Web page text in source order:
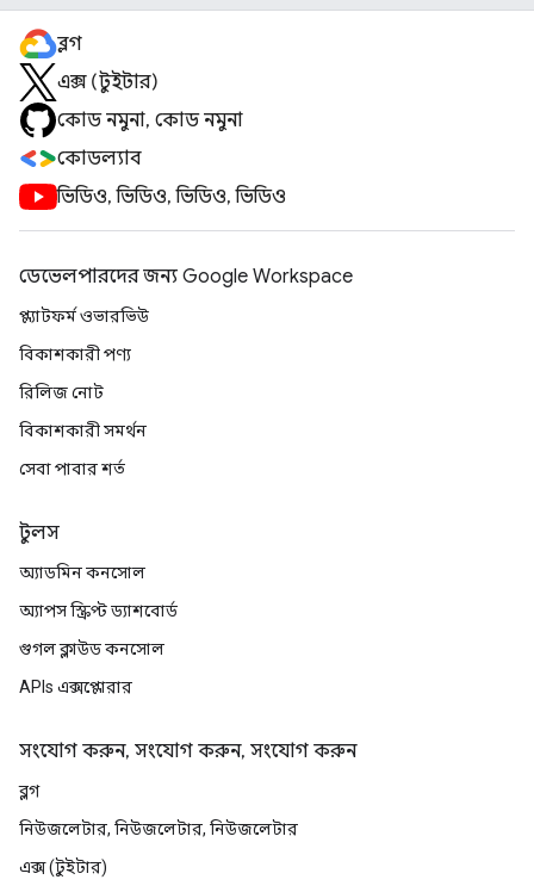
ব্লগ
এক্স (টুইটার)
কোড নমুনা, কোড নমুনা
কোডল্যাব
ভিডিও, ভিডিও, ভিডিও, ভিডিও
ডেভেলপারদের জন্য Google Workspace
প্ল্যাটফর্ম ওভারভিউ
বিকাশকারী পণ্য
রিলিজ নোট
বিকাশকারী সমর্থন
সেবা পাবার শর্ত
টুলস
অ্যাডমিন কনসোল
অ্যাপস স্ক্রিপ্ট ড্যাশবোর্ড
গুগল ক্লাউড কনসোল
APIs এক্সপ্লোরার
সংযোগ করুন, সংযোগ করুন, সংযোগ করুন
ব্লগ
নিউজলেটার, নিউজলেটার, নিউজলেটার
এক্স (টুইটার)